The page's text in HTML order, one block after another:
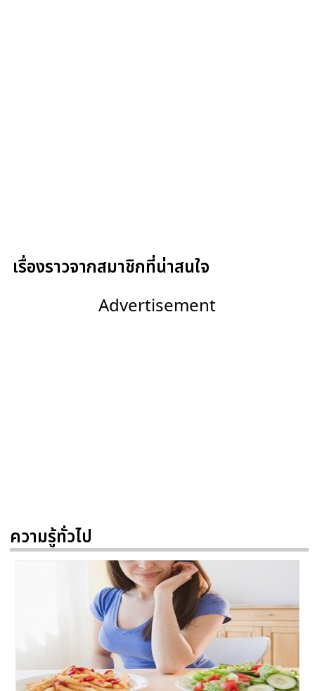
เรื่องราวจากสมาชิกที่น่าสนใจ
Advertisement
ความรู้ทั่วไป